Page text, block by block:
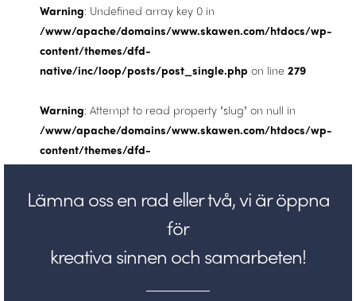
Warning: Undefined array key 0 in
/www/apache/domains/www.skawen.com/htdocs/wp-
content/themes/dfd-
native/inc/loop/posts/post_single.php on line 279
Warning: Attempt to read property "slug" on null in
/www/apache/domains/www.skawen.com/htdocs/wp-
content/themes/dfd-
native/inc/loop/posts/post_single.phpon line279
Lämna oss en rad eller två, vi är öppna
för
kreativa sinnen och samarbeten!